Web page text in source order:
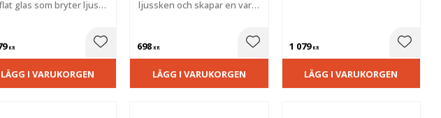
glas som bryter ljuset
med modern funktion i
KR Lägg till i favoriter
LÄGG I VARUKORGEN
ljussken och skapar en varm
698 KR Lägg till i favoriter
LÄGG I VARUKORGEN
1 079KR Lägg
LÄGG I VARUKORGEN